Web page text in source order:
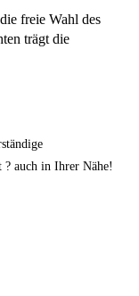
freie Wahl des
trägt die
? auch in Ihrer Nähe!